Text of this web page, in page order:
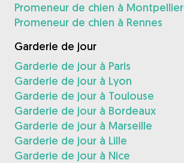
Promeneur de chien à Montpellier
Promeneur de chien à Rennes
Garderie de jour
Garderie de jour à Paris
Garderie de jour à Lyon
Garderie de jour à Toulouse
Garderie de jour à Bordeaux
Garderie de jour à Marseille
Garderie de jour à Lille
Garderie de jour à Nice